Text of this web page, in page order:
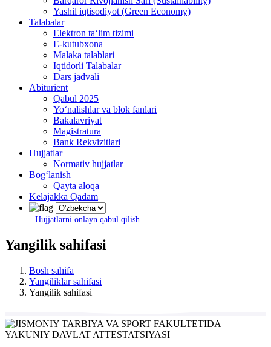
Yashil iqtisodiyot (Green Economy)
Talabalar
Elektron ta‘lim tizimi
E-kutubxona
Malaka talablari
Iqtidorli Talabalar
Dars jadvali
Abiturient
Qabul 2025
Yo‘nalishlar va blok fanlari
Bakalavriyat
Magistratura
Bank Rekvizitlari
Hujjatlar
Normativ hujjatlar
Bog‘lanish
Qayta aloqa
Kelajakka Qadam
Hujjatlarni onlayn qabul qilish
Yangilik sahifasi
Bosh sahifa
Yangiliklar sahifasi
Yangilik sahifasi